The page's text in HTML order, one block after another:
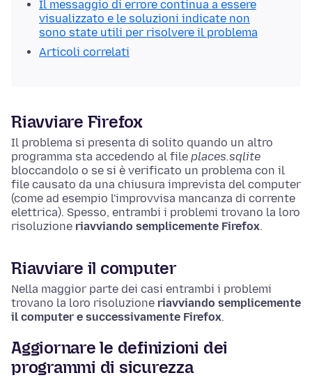
Il messaggio di errore continua a essere
visualizzato e le soluzioni indicate non
sono state utili per risolvere il problema
Articoli correlati
Riavviare Firefox
Il problema si presenta di solito quando un altro
programma sta accedendo al file places.sqlite
bloccandolo o se si è verificato un problema con il
file causato da una chiusura imprevista del computer
(come ad esempio l'improvvisa mancanza di corrente
elettrica). Spesso, entrambi i problemi trovano la loro
risoluzione riavviando semplicemente Firefox.
Riavviare il computer
Nella maggior parte dei casi entrambi i problemi
trovano la loro risoluzione riavviando semplicemente
il computer e successivamente Firefox.
Aggiornare le definizioni dei
programmi di sicurezza